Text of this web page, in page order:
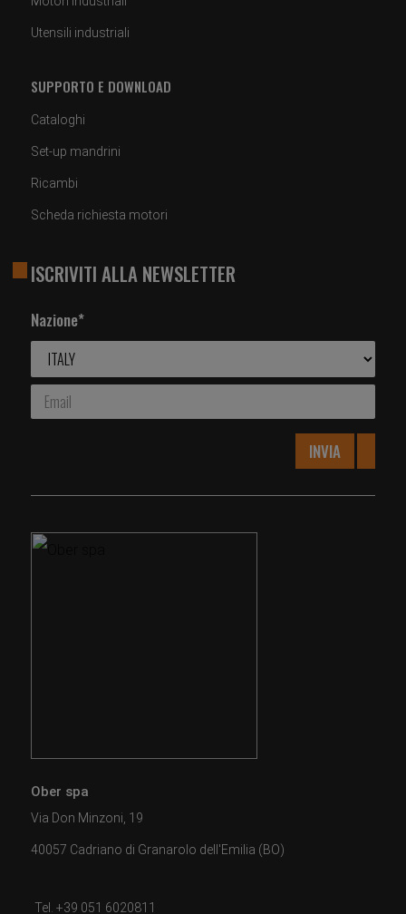
Utensili industriali
SUPPORTO E DOWNLOAD
Cataloghi
Set-up mandrini
Ricambi
Scheda richiesta motori
ISCRIVITI ALLA NEWSLETTER
Nazione*
INVIA
Ober spa
Via Don Minzoni, 19
40057 Cadriano di Granarolo dell'Emilia (BO)
Tel. +39 051 6020811